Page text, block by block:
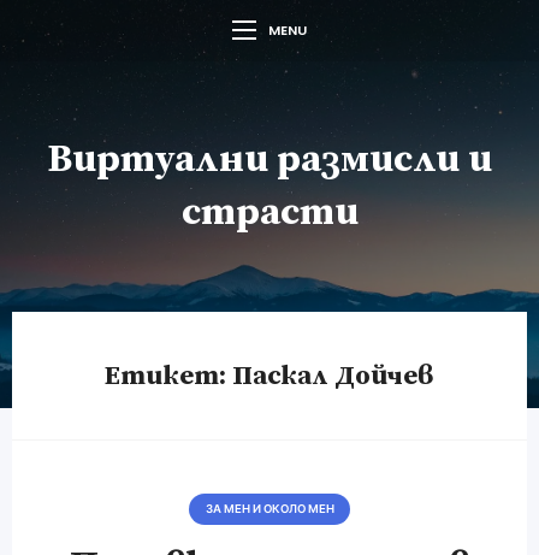
MENU
Виртуални размисли и
страсти
Етикет: Паскал Дойчев
ЗА МЕН И ОКОЛО МЕН